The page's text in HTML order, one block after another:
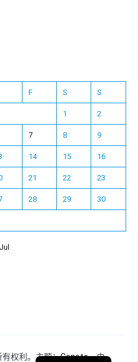
F S S
1 2
7 8 9
14 15 16
21 22 23
28 29 30
有权利。主题：Cenote，由
English